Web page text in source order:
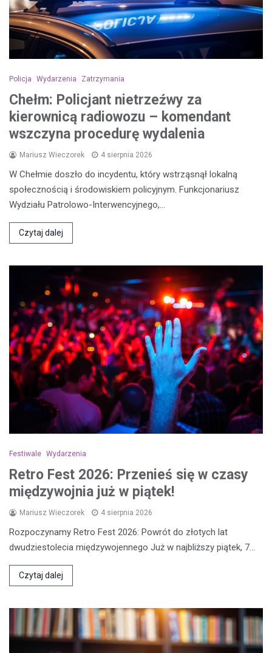
Policja Wydarzenia Zatrzymania
Chełm: Policjant nietrzeźwy za
kierownicą radiowozu – komendant
wszczyna procedurę wydalenia
Mariusz Wieczorek 4 sierpnia 2026
W Chełmie doszło do incydentu, który wstrząsnął lokalną
społecznością i środowiskiem policyjnym. Funkcjonariusz
Wydziału Patrolowo-Interwencyjnego,…
Czytaj dalej
Festiwale Wydarzenia
Retro Fest 2026: Przenieś się w czasy
międzywojnia już w piątek!
Mariusz Wieczorek 4 sierpnia 2026
Rozpoczynamy Retro Fest 2026: Powrót do złotych lat
dwudziestolecia międzywojennego Już w najbliższy piątek, 7…
Czytaj dalej